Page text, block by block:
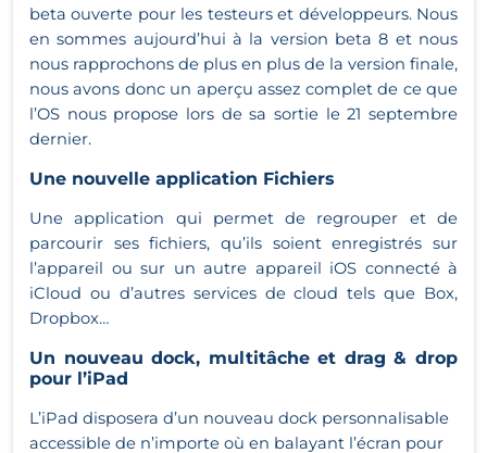
beta ouverte pour les testeurs et développeurs. Nous
en sommes aujourd’hui à la version beta 8 et nous
nous rapprochons de plus en plus de la version finale,
nous avons donc un aperçu assez complet de ce que
l’OS nous propose lors de sa sortie le 21 septembre
dernier.
Une nouvelle application Fichiers
Une application qui permet de regrouper et de
parcourir ses fichiers, qu’ils soient enregistrés sur
l’appareil ou sur un autre appareil iOS connecté à
iCloud ou d’autres services de cloud tels que Box,
Dropbox…
Un nouveau dock, multitâche et drag & drop
pour l’iPad
L’iPad disposera d’un nouveau dock personnalisable
accessible de n’importe où en balayant l’écran pour